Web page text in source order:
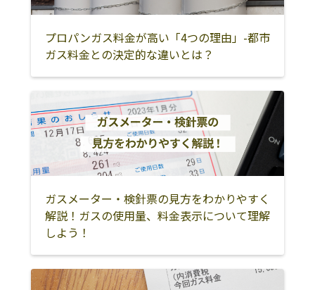
プロパンガス料金が高い「4つの理由」-都市
ガス料金との決定的な違いとは？
ガスメーター・検針票の見方をわかりやすく
解説！ガスの使用量、料金表示について理解
しよう！